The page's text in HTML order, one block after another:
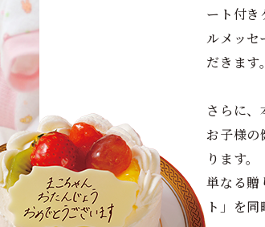
ート付き
ルメッセ
だきます。
さらに、
お子様の
ります。
単なる贈
ト」を